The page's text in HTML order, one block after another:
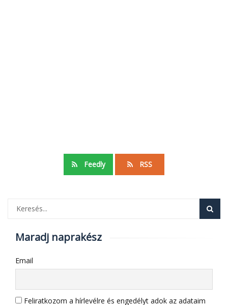
Feedly RSS
Maradj naprakész
Email
Feliratkozom a hírlevélre és engedélyt adok az adataim